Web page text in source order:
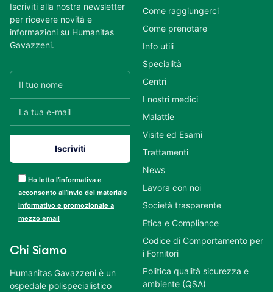
Iscriviti alla nostra newsletter
per ricevere novità e
informazioni su Humanitas
Gavazzeni.
Ho letto l’informativa e
acconsento all’invio del materiale
informativo e promozionale a
mezzo email
Chi Siamo
Humanitas Gavazzeni è un
ospedale polispecialistico
Come raggiungerci
Come prenotare
Info utili
Specialità
Centri
I nostri medici
Malattie
Visite ed Esami
Trattamenti
News
Lavora con noi
Società trasparente
Etica e Compliance
Codice di Comportamento per
i Fornitori
Politica qualità sicurezza e
ambiente (QSA)